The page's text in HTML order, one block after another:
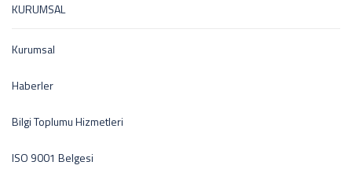
KURUMSAL
Kurumsal
Haberler
Bilgi Toplumu Hizmetleri
ISO 9001 Belgesi